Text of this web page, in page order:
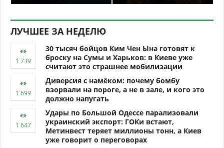
ЛУЧШЕЕ ЗА НЕДЕЛЮ
30 тысяч бойцов Ким Чен Ына готовят к
броску на Сумы и Харьков: в Киеве уже
считают это страшнее мобилизации
Диверсия с намёком: почему бомбу
взорвали на пороге, а не в зале, и кого это
должно напугать
Удары по Большой Одессе парализовали
украинский экспорт: ГОКи встают,
Метинвест теряет миллионы тонн, а Киев
уже говорит о переговорах